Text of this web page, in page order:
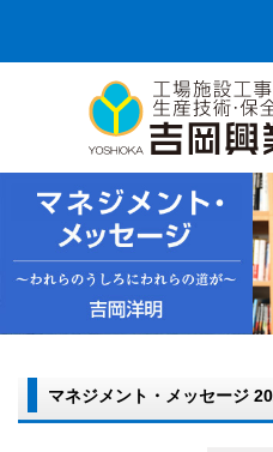
マネジメント・メッセージ